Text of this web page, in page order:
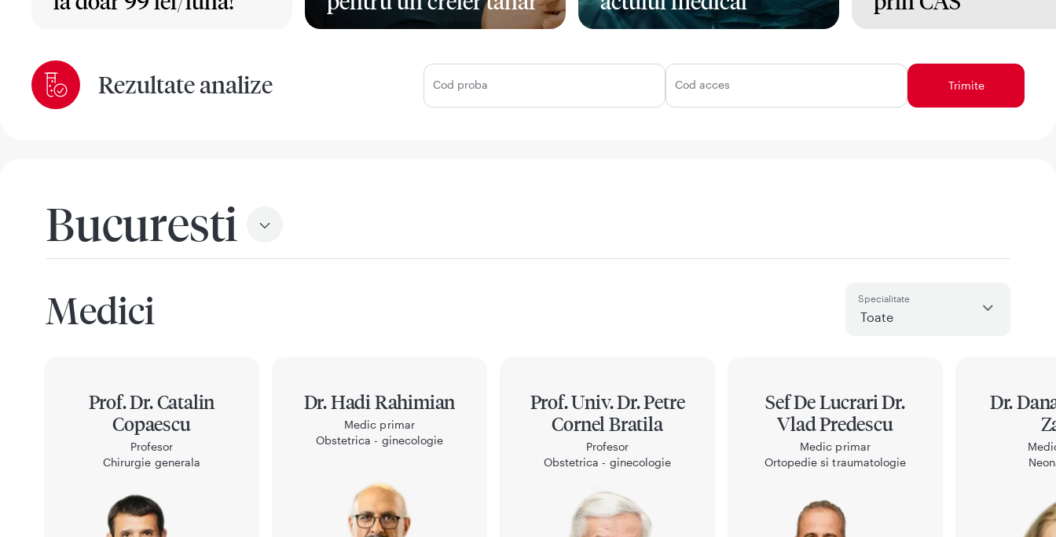
Rezultate analize Cod proba Cod acces
Bucuresti
Medici Specialitate
Prof. Dr. Catalin
Copaescu
Profesor
Chirurgie generala
Dr. Hadi Rahimian
Medic primar
Obstetrica - ginecologie
Prof. Univ. Dr. Petre
Cornel Bratila
Profesor
Obstetrica - ginecologie
Sef De Lucrari Dr.
Vlad Predescu
Medic primar
Ortopedie si traumatologie
Dr.